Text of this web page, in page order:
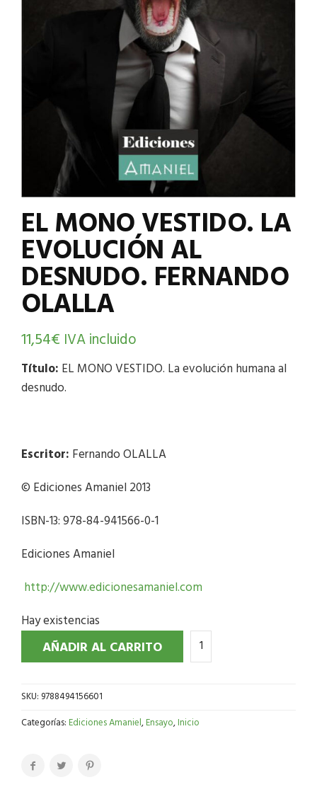
EL MONO VESTIDO. LA
EVOLUCIÓN AL
DESNUDO. FERNANDO
OLALLA
11,54€ IVA incluido
Título: EL MONO VESTIDO. La evolución humana al
desnudo.
Escritor: Fernando OLALLA
© Ediciones Amaniel 2013
ISBN-13: 978-84-941566-0-1
Ediciones Amaniel
http://www.edicionesamaniel.com
Hay existencias
AÑADIR AL CARRITO
SKU: 9788494156601
Categorías:Ediciones Amaniel,Ensayo,Inicio